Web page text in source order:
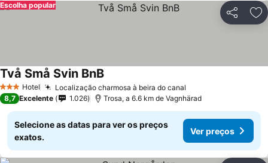
Partilhar
Escolha popular
3 EstrelasHotel Localização charmosa à beira do canal
Två Små Svin BnBVer preços
8,7 Excelente 1.026 Trosa, a 6.6 km de Vagnhärad
Selecione as datas para ver os preços
exatos.
Ver preços